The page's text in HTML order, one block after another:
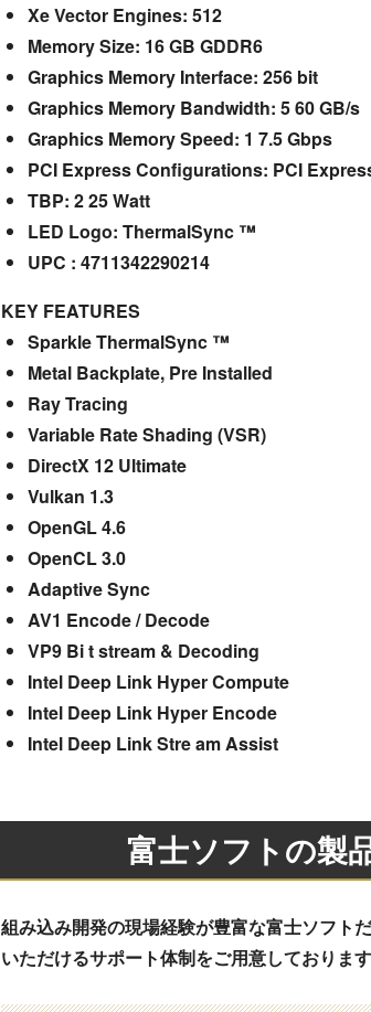
Xe Vector Engines: 512
Memory Size: 16 GB GDDR6
Graphics Memory Interface: 256 bit
Graphics Memory Bandwidth: 5 60 GB/s
Graphics Memory Speed: 1 7.5 Gbps
PCI Express Configurations: PCI
TBP: 2 25 Watt
LED Logo: ThermalSync ™
UPC : 4711342290214
KEY FEATURES
Sparkle ThermalSync ™
Metal Backplate, Pre Installed
Ray Tracing
Variable Rate Shading (VSR)
DirectX 12 Ultimate
Vulkan 1.3
OpenGL 4.6
OpenCL 3.0
Adaptive Sync
AV1 Encode / Decode
VP9 Bi t stream & Decoding
Intel Deep Link Hyper Compute
Intel Deep Link Hyper Encode
Intel Deep Link Stre am Assist
富士ソフトの製
組み込み開発の現場経験が豊富な富士ソフト
いただけるサポート体制をご用意しております